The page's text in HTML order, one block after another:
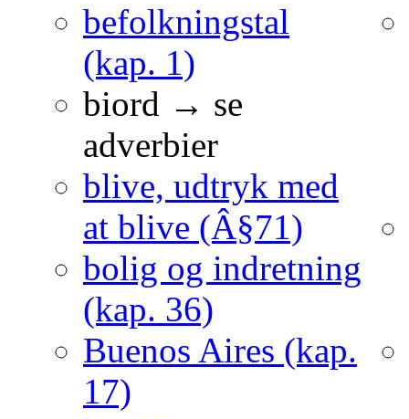
befolkningstal
(kap. 1)
biord → se
adverbier
blive, udtryk med
at blive (Â§71)
bolig og indretning
(kap. 36)
Buenos Aires (kap.
17)